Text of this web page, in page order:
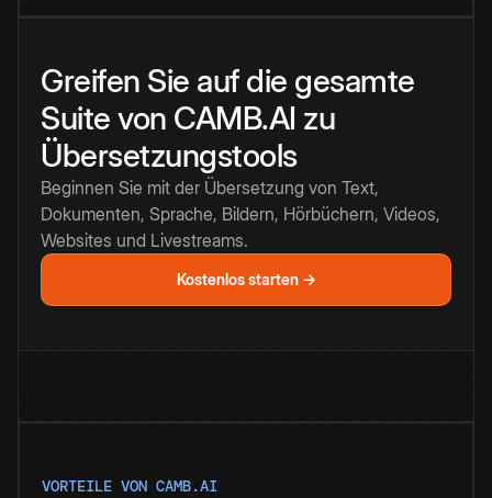
Greifen Sie auf die gesamte
Suite von CAMB.AI zu
Übersetzungstools
Beginnen Sie mit der Übersetzung von Text,
Dokumenten, Sprache, Bildern, Hörbüchern, Videos,
Websites und Livestreams.
Kostenlos starten →
VORTEILE VON CAMB.AI